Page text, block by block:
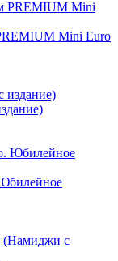
Mini Euro